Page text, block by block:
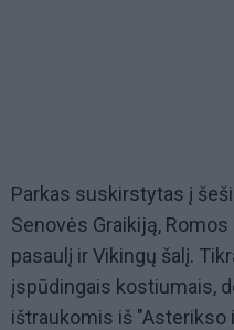
Parkas suskirstytas į
Senovės Graikiją,
pasaulį ir Vikingų šalį.
įspūdingais kostiumais,
ištraukomis iš "Asterikso